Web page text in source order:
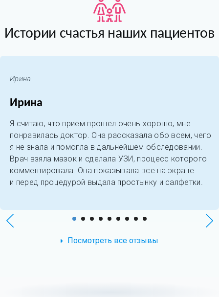
Истории счастья наших пациентов
Ирина
Ирина
Я считаю, что прием прошел очень хорошо, мне
понравилась доктор. Она рассказала обо всем, чего
я не знала и помогла в дальнейшем обследовании.
Врач взяла мазок и сделала УЗИ, процесс которого
комментировала. Она показывала все на экране
и перед процедурой выдала простынку и салфетки.
Посмотреть все отзывы